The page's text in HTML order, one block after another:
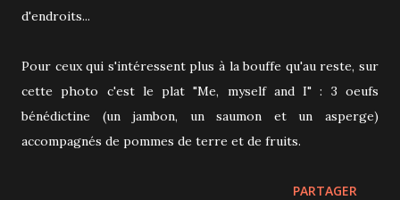
d'endroits...
Pour ceux qui s'intéressent plus à la bouffe qu'au reste, sur
cette photo c'est le plat "Me, myself and I" : 3 oeufs
bénédictine (un jambon, un saumon et un asperge)
accompagnés de pommes de terre et de fruits.
PARTAGER